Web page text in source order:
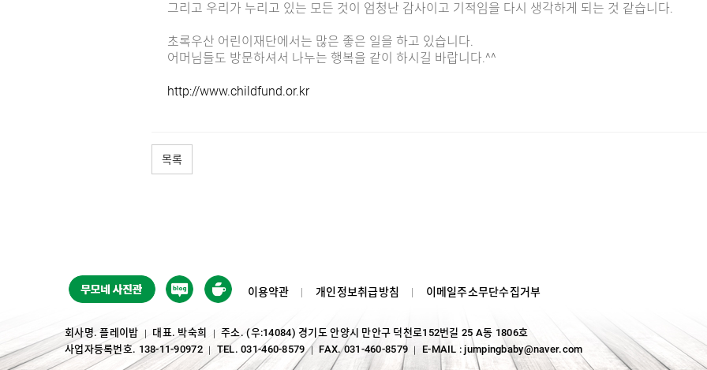
그리고 우리가 누리고 있는 모든 것이 엄청난 감사이고 기적임을 다시 생각하게 되는 것 같습니다.
초록우산 어린이재단에서는 많은 좋은 일을 하고 있습니다.
어머님들도 방문하셔서 나누는 행복을 같이 하시길 바랍니다.^^
http://www.childfund.or.kr
목록
이용약관 개인정보취급방침 이메일주소무단수집거부
회사명. 플레이밥 ｜ 대표. 박숙희 ｜주소. (우:14084) 경기도 안양시 만안구 덕천로152번길 25 A동 1806호
사업자등록번호. 138-11-90972｜ TEL. 031-460-8579｜ FAX. 031-460-8579 ｜ E-MAIL : jumpingbaby@naver.com